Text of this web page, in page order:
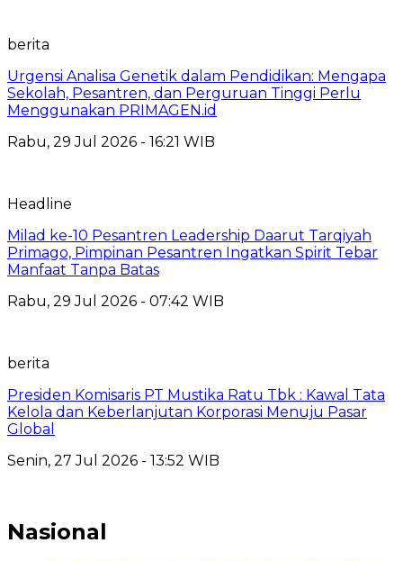
berita
Urgensi Analisa Genetik dalam Pendidikan: Mengapa
Sekolah, Pesantren, dan Perguruan Tinggi Perlu
Menggunakan PRIMAGEN.id
Rabu, 29 Jul 2026 - 16:21 WIB
Headline
Milad ke-10 Pesantren Leadership Daarut Tarqiyah
Primago, Pimpinan Pesantren Ingatkan Spirit Tebar
Manfaat Tanpa Batas
Rabu, 29 Jul 2026 - 07:42 WIB
berita
Presiden Komisaris PT Mustika Ratu Tbk : Kawal Tata
Kelola dan Keberlanjutan Korporasi Menuju Pasar
Global
Senin, 27 Jul 2026 - 13:52 WIB
Nasional